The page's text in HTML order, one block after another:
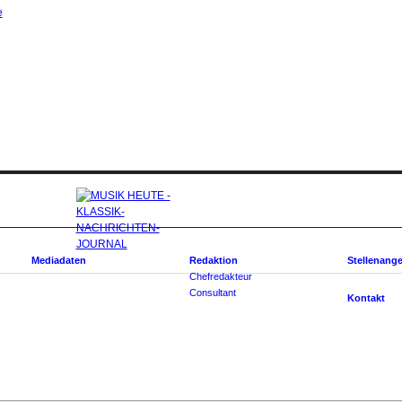
Mediadaten
Redaktion
Chefredakteur
Consultant
Kontakt